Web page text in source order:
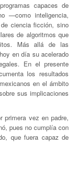
capaces de
—como inteligencia,
ciencia ficción, sino
de algoritmos que
Más allá de las
en día su acelerado
En el presente
los resultados
en el ámbito
sus implicaciones
primera vez en padre,
pues no cumplía con
que fuera capaz de